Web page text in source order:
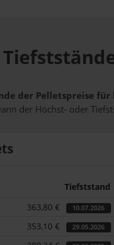
der Pelletspreise
der Höchst- oder
Tiefststand
363,80 € 10.07.2026
353,10 € 29.05.2026